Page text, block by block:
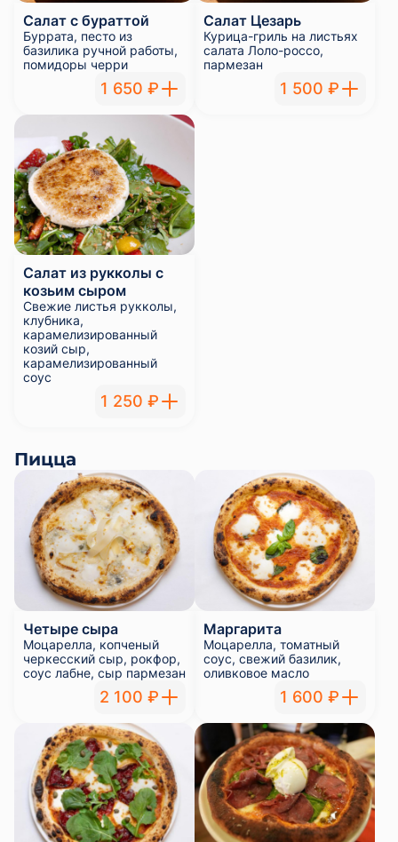
Салат с бураттой
Буррата, песто из
базилика ручной работы,
помидоры черри
1 650 ₽
Салат Цезарь
Курица-гриль на листьях
салата Лоло-россо,
пармезан
1 500 ₽
Салат из рукколы с
козьим сыром
Свежие листья рукколы,
клубника,
карамелизированный
козий сыр,
карамелизированный
соус
1 250 ₽
Пицца
Четыре сыра
Моцарелла, копченый
черкесский сыр, рокфор,
соус лабне, сыр пармезан
2 100 ₽
Маргарита
Моцарелла, томатный
соус, свежий базилик,
оливковое масло
1 600 ₽